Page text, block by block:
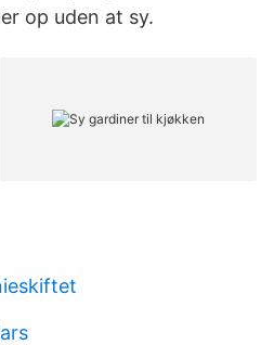
op uden at sy.